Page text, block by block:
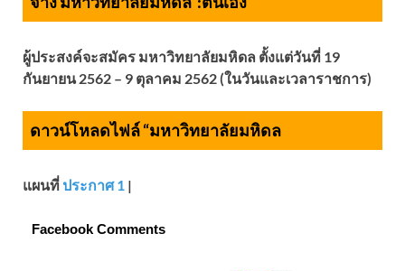
ผู้ประสงค์จะสมัคร มหาวิทยาลัยมหิดล ตั้งแต่วันที่ 19
กันยายน 2562 – 9 ตุลาคม 2562 (ในวันและเวลาราชการ)
ดาวน์โหลดไฟล์ “มหาวิทยาลัยมหิดล
แผนที่ ประกาศ 1 |
Facebook Comments